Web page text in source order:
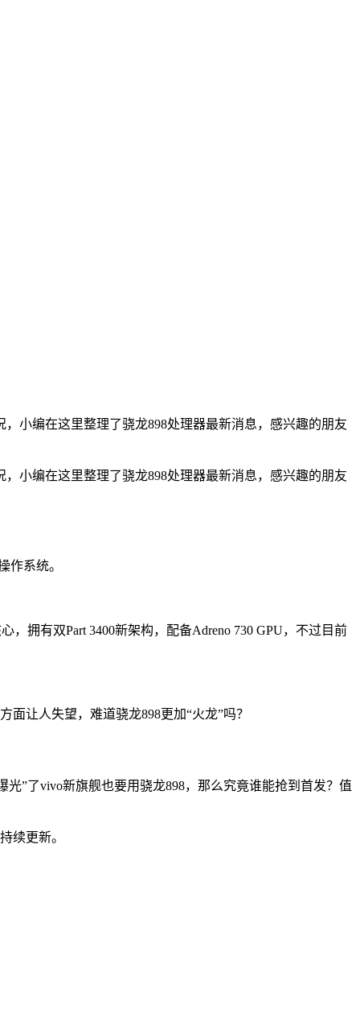
小编在这里整理了骁龙898处理器最新消息，感兴趣的朋友
小编在这里整理了骁龙898处理器最新消息，感兴趣的朋友
作系统。
拥有双Part 3400新架构，配备Adreno 730 GPU，不过目前
让人失望，难道骁龙898更加“火龙”吗？
”了vivo新旗舰也要用骁龙898，那么究竟谁能抢到首发？值
续更新。